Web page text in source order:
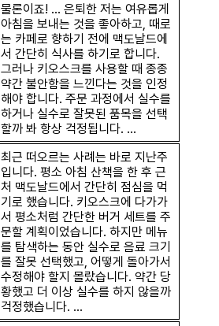
물론이죠! … 은퇴한 저는 여유롭게
아침을 보내는 것을 좋아하고, 때로
는 카페로 향하기 전에 맥도날드에
서 간단히 식사를 하기로 합니다.
그러나 키오스크를 사용할 때 종종
약간 불안함을 느낀다는 것을 인정
해야 합니다. 주문 과정에서 실수를
하거나 실수로 잘못된 품목을 선택
할까 봐 항상 걱정됩니다. …
최근 떠오르는 사례는 바로 지난주
입니다. 평소 아침 산책을 한 후 근
처 맥도날드에서 간단히 점심을 먹
기로 했습니다. 키오스크에 다가가
서 평소처럼 간단한 버거 세트를 주
문할 계획이었습니다. 하지만 메뉴
를 탐색하는 동안 실수로 음료 크기
를 잘못 선택했고, 어떻게 돌아가서
수정해야 할지 몰랐습니다. 약간 당
황했고 더 이상 실수를 하지 않을까
걱정했습니다. …